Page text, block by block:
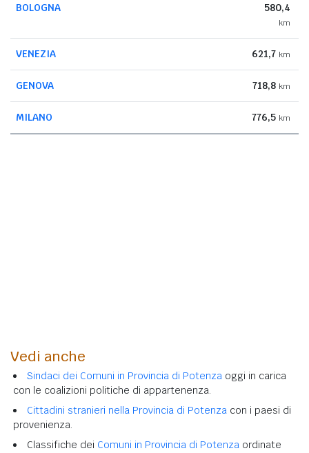
BOLOGNA 580,4
km
VENEZIA 621,7 km
GENOVA 718,8 km
MILANO 776,5 km
Vedi anche
Sindaci dei Comuni in Provincia di Potenza oggi in carica
con le coalizioni politiche di appartenenza.
Cittadini stranieri nella Provincia di Potenza con i paesi di
provenienza.
Classifiche dei Comuni in Provincia di Potenza ordinate